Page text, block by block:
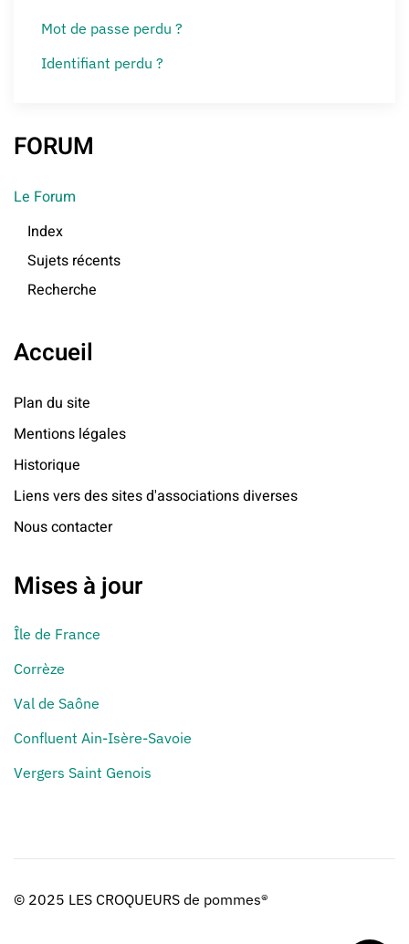
Mot de passe perdu ?
Identifiant perdu ?
FORUM
Le Forum
Index
Sujets récents
Recherche
Accueil
Plan du site
Mentions légales
Historique
Liens vers des sites d'associations diverses
Nous contacter
Mises à jour
Île de France
Corrèze
Val de Saône
Confluent Ain-Isère-Savoie
Vergers Saint Genois
© 2025 LES CROQUEURS de pommes®